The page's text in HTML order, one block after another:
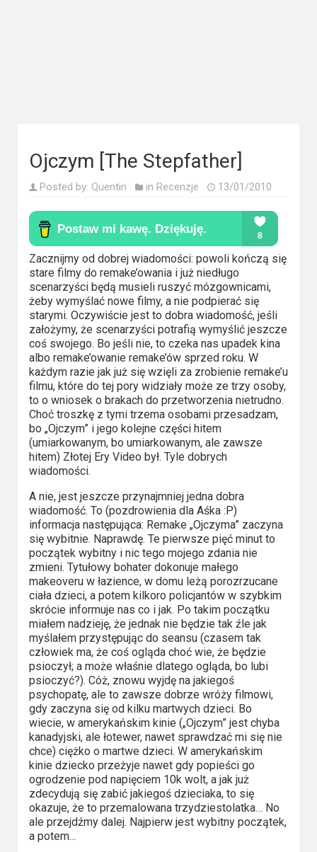
dokumentalne
Horrory
Kino
azjatyckie
Kino
europejskie
Kino
polskie
Komedie
Korea
Południowa
Filmy
oparte
na
faktach
Thrillery
Streaming
Amazon
Prime
Video
Apple
TV
+
Disney+
HBO
Max
Netflix
Ojczym [The Stepfather]
Posted by: Quentin in Recenzje 13/01/2010
Zacznijmy od dobrej wiadomości: powoli kończą się
stare filmy do remake’owania i już niedługo
scenarzyści będą musieli ruszyć mózgownicami,
żeby wymyślać nowe filmy, a nie podpierać się
starymi. Oczywiście jest to dobra wiadomość, jeśli
założymy, że scenarzyści potrafią wymyślić jeszcze
coś swojego. Bo jeśli nie, to czeka nas upadek kina
albo remake’owanie remake’ów sprzed roku. W
każdym razie jak już się wzięli za zrobienie remake’u
filmu, które do tej pory widziały może ze trzy osoby,
to o wniosek o brakach do przetworzenia nietrudno.
Choć troszkę z tymi trzema osobami przesadzam,
bo „Ojczym” i jego kolejne części hitem
(umiarkowanym, bo umiarkowanym, ale zawsze
hitem) Złotej Ery Video był. Tyle dobrych
wiadomości.
A nie, jest jeszcze przynajmniej jedna dobra
wiadomość. To (pozdrowienia dla Aśka :P)
informacja następująca: Remake „Ojczyma” zaczyna
się wybitnie. Naprawdę. Te pierwsze pięć minut to
początek wybitny i nic tego mojego zdania nie
zmieni. Tytułowy bohater dokonuje małego
makeoveru w łazience, w domu leżą porozrzucane
ciała dzieci, a potem kilkoro policjantów w szybkim
skrócie informuje nas co i jak. Po takim początku
miałem nadzieję, że jednak nie będzie tak źle jak
myślałem przystępując do seansu (czasem tak
człowiek ma, że coś ogląda choć wie, że będzie
psioczył; a może właśnie dlatego ogląda, bo lubi
psioczyć?). Cóż, znowu wyjdę na jakiegoś
psychopatę, ale to zawsze dobrze wróży filmowi,
gdy zaczyna się od kilku martwych dzieci. Bo
wiecie, w amerykańskim kinie („Ojczym” jest chyba
kanadyjski, ale łotewer, nawet sprawdzać mi się nie
chce) ciężko o martwe dzieci. W amerykańskim
kinie dziecko przeżyje nawet gdy popieści go
ogrodzenie pod napięciem 10k wolt, a jak już
zdecydują się zabić jakiegoś dzieciaka, to się
okazuje, że to przemalowana trzydziestolatka… No
ale przejdźmy dalej. Najpierw jest wybitny początek,
a potem…